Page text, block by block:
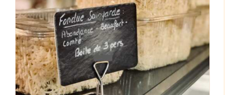
AJOUTER AU PANIER
DÉTAILS